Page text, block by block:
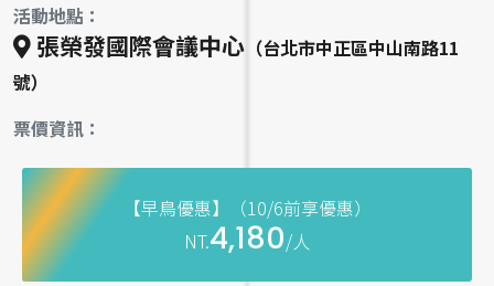
活動地點：
張榮發國際會議中心 （台北市中正區中山南路11
號）
票價資訊：
【早鳥優惠】（10/6前享優惠）
NT.4,180/人